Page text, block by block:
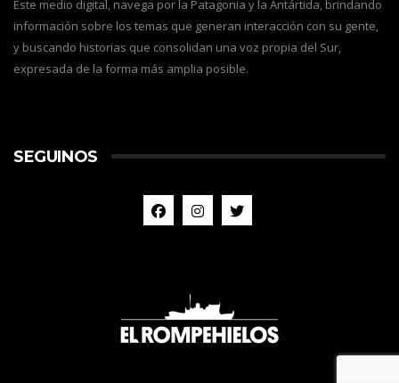
Este medio digital, navega por la Patagonia y la Antártida, brindando
información sobre los temas que generan interacción con su gente,
y buscando historias que consolidan una voz propia del Sur,
expresada de la forma más amplia posible.
SEGUINOS